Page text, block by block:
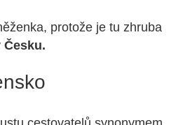
protože je tu zhruba
Česku.